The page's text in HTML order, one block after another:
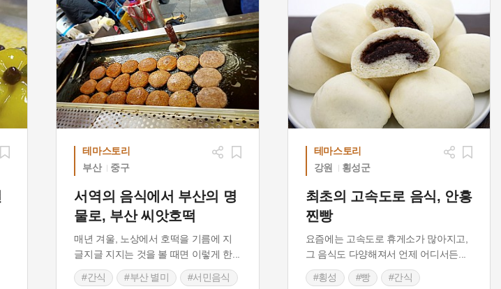
테마스토리
부산
중구
서역의 음식에서 부산의 명
물로, 부산 씨앗호떡
매년 겨울, 노상에서 호떡을 기름에 지
글지글 지지는 것을 볼 때면 이렇게 한...
#간식 #부산 별미 #서민음식
테마스토리
강원
횡성군
최초의 고속도로 음식, 안흥
찐빵
요즘에는 고속도로 휴게소가 많아지고,
그 음식도 다양해져서 언제 어디서든
#횡성 #빵 #간식